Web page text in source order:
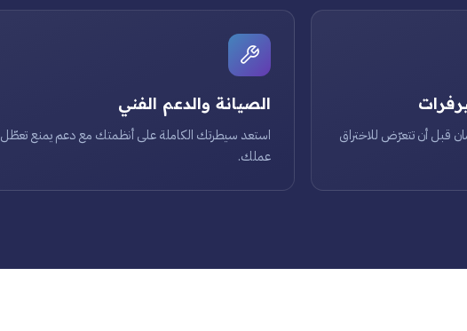
قبل أن تتعرّض للاختراق
الصيانة والدعم الفني
استعد سيطرتك الكاملة على أنظمتك مع دعم يمنع تعطّل
عملك.